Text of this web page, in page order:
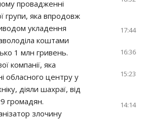
провадженні
групи, яка впродовж
укладення
коштами
1 млн гривень.
компанії, яка
обласного центру у
діяли шахраї, від
громадян.
злочину
17:44
16:36
15:23
14:14